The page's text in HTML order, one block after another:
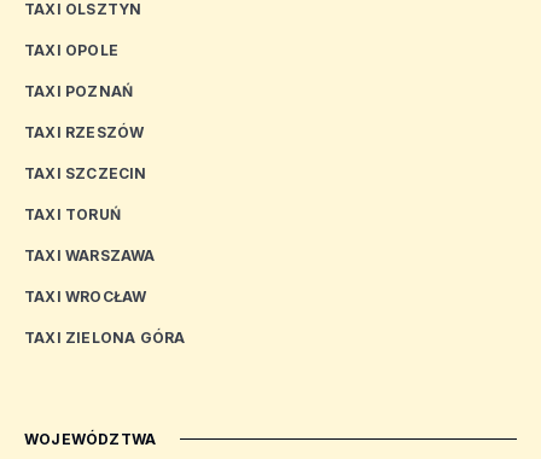
TAXI OLSZTYN
TAXI OPOLE
TAXI POZNAŃ
TAXI RZESZÓW
TAXI SZCZECIN
TAXI TORUŃ
TAXI WARSZAWA
TAXI WROCŁAW
TAXI ZIELONA GÓRA
WOJEWÓDZTWA